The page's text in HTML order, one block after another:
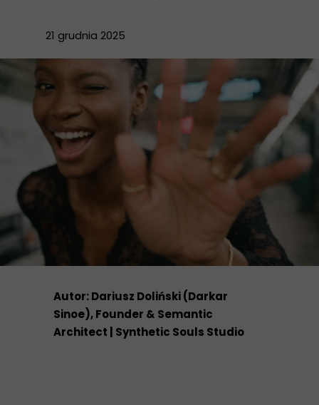
21 grudnia 2025
Autor: Dariusz Doliński (Darkar
Sinoe), Founder & Semantic
Architect | Synthetic Souls Studio